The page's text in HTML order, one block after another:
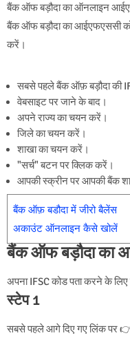
बैंक ऑफ बड़ौदा का ऑनलाइन
बैंक ऑफ बड़ौदा का आईएफएससी
करें।
सबसे पहले बैंक ऑफ़ बड़ौदा की
वेबसाइट पर जाने के बाद।
अपने राज्य का चयन करें।
जिले का चयन करें।
शाखा का चयन करें।
"सर्च" बटन पर क्लिक करें।
आपकी स्क्रीन पर आपकी बैंक
बैंक ऑफ़ बडौदा में जीरो बैलेंस
अकाउंट ऑनलाइन कैसे खोलें
बैंक ऑफ बड़ौदा का
अपना IFSC कोड पता करने के लिए
स्टेप 1
सबसे पहले आगे दिए गए लिंक पर